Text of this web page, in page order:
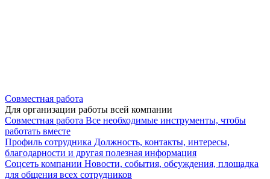
Совместная работа
Для организации работы всей компании
Совместная работа Все необходимые инструменты, чтобы
работать вместе
Профиль сотрудника Должность, контакты, интересы,
благодарности и другая полезная информация
Соцсеть компании Новости, события, обсуждения, площадка
для общения всех сотрудников